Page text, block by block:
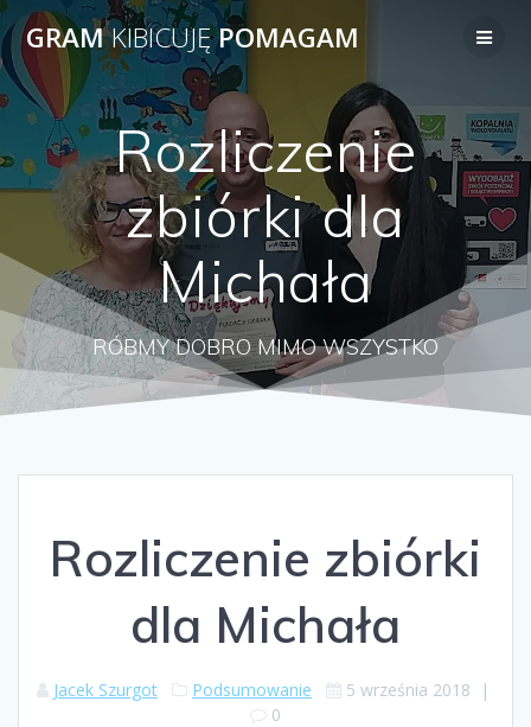
do
GRAMKIBICUJĘPOMAGAM
Rozliczenie
zbiórki dla
Michała
RÓBMY DOBRO MIMO WSZYSTKO
Rozliczenie zbiórki
dla Michała
Jacek Szurgot Podsumowanie 5 września 2018 |
0